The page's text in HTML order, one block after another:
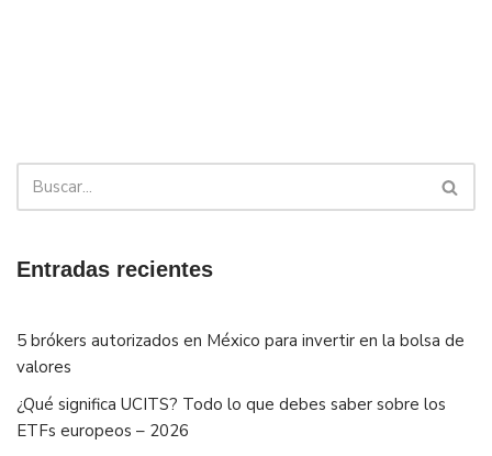
Entradas recientes
5 brókers autorizados en México para invertir en la bolsa de
valores
¿Qué significa UCITS? Todo lo que debes saber sobre los
ETFs europeos – 2026